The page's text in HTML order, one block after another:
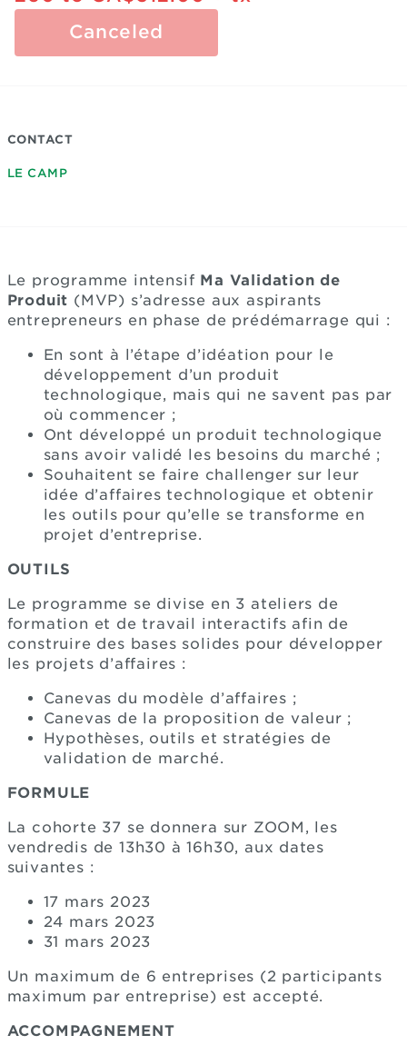
Canceled
CONTACT
LE CAMP
Le programme intensif Ma Validation de
Produit (MVP) s’adresse aux aspirants
entrepreneurs en phase de prédémarrage qui :
En sont à l’étape d’idéation pour le
développement d’un produit
technologique, mais qui ne savent pas par
où commencer ;
Ont développé un produit technologique
sans avoir validé les besoins du marché ;
Souhaitent se faire challenger sur leur
idée d’affaires technologique et obtenir
les outils pour qu’elle se transforme en
projet d’entreprise.
OUTILS
Le programme se divise en 3 ateliers de
formation et de travail interactifs afin de
construire des bases solides pour développer
les projets d’affaires :
Canevas du modèle d’affaires ;
Canevas de la proposition de valeur ;
Hypothèses, outils et stratégies de
validation de marché.
FORMULE
La cohorte 37 se donnera sur ZOOM, les
vendredis de 13h30 à 16h30, aux dates
suivantes :
17 mars 2023
24 mars 2023
31 mars 2023
Un maximum de 6 entreprises (2 participants
maximum par entreprise) est accepté.
ACCOMPAGNEMENT